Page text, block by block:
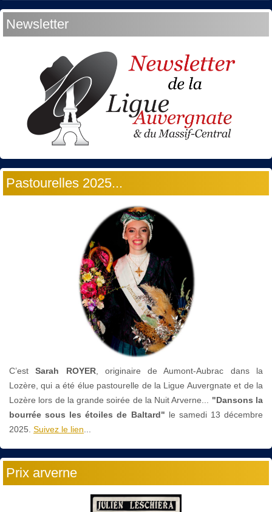
Newsletter
Pastourelles 2025...
C’estSarah ROYER, originaire de Aumont-Aubrac dans la
Lozère, qui a été élue pastourelle de la Ligue Auvergnate et de la
Lozère lors de la grande soirée de la Nuit Arverne... "Dansons la
bourrée sous les étoiles de Baltard" le samedi 13 décembre
2025. Suivez le lien...
Prix arverne